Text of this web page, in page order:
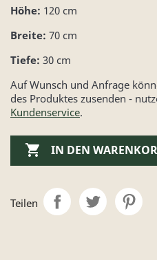
Höhe: 120 cm
Breite: 70 cm
Tiefe: 30 cm
Auf Wunsch und Anfrage
des Produktes zusenden -
Kundenservice.
 IN DEN
Teilen